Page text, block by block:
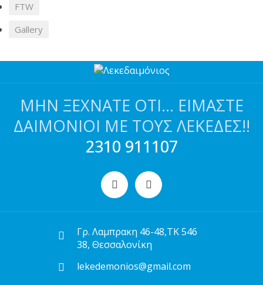
FTW
Gallery
ΜΗΝ ΞΕΧΝΆΤΕ ΌΤΙ… ΕΊΜΑΣΤΕ
ΔΑΙΜΌΝΙΟΙ ΜΕ ΤΟΥΣ ΛΕΚΈΔΕΣ!!
2310 911107
Γρ. Λαμπρακη 46-48,ΤΚ 546
38, Θεσσαλονίκη
lekedemonios@gmail.com